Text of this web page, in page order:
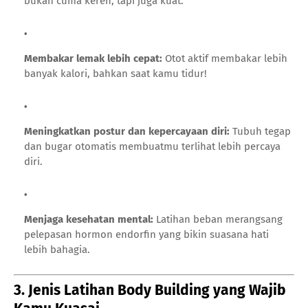
Membakar lemak lebih cepat: Otot aktif membakar lebih
banyak kalori, bahkan saat kamu tidur!
Meningkatkan postur dan kepercayaan diri: Tubuh tegap
dan bugar otomatis membuatmu terlihat lebih percaya
diri.
Menjaga kesehatan mental: Latihan beban merangsang
pelepasan hormon endorfin yang bikin suasana hati
lebih bahagia.
3. Jenis Latihan Body Building yang Wajib